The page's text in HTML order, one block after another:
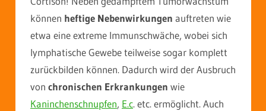
können heftige Nebenwirkungen auftreten wie
etwa eine extreme Immunschwäche, wobei sich
lymphatische Gewebe teilweise sogar komplett
zurückbilden können. Dadurch wird der Ausbruch
von chronischen Erkrankungen wie
Kaninchenschnupfen, E.c. etc. ermöglicht. Auch